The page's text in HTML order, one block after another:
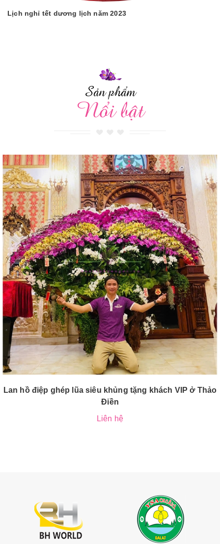
Lịch nghỉ tết dương lịch năm 2023
Sản phẩm
Nổi bật
Lan hồ điệp ghép lũa siêu khủng tặng khách VIP ở Thảo
Điền
Liên hệ